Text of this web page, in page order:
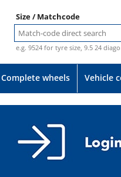
Size / Matchcode
e.g. 9524 for tyre size, 9.5 24
Complete wheels Vehicle